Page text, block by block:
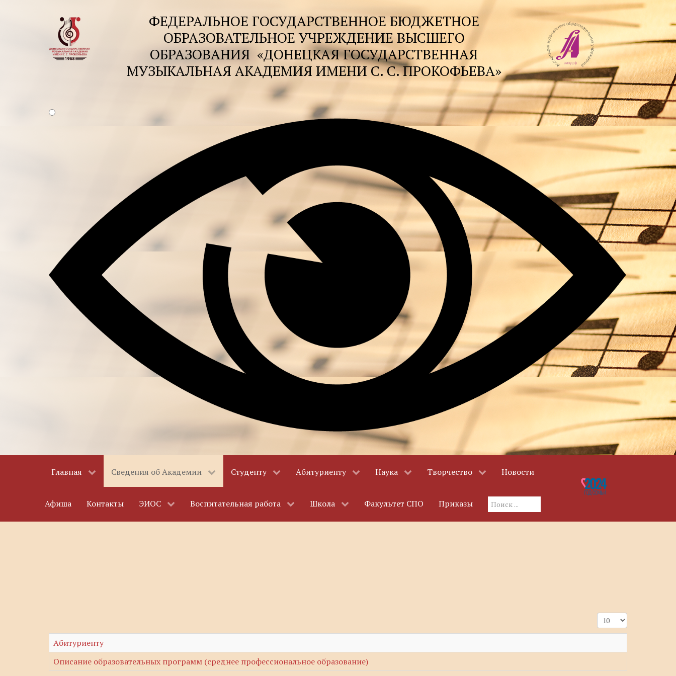
ФЕДЕРАЛЬНОЕ ГОСУДАРСТВЕННОЕ БЮДЖЕТНОЕ
ОБРАЗОВАТЕЛЬНОЕ УЧРЕЖДЕНИЕ ВЫСШЕГО
ОБРАЗОВАНИЯ «ДОНЕЦКАЯ ГОСУДАРСТВЕННАЯ
МУЗЫКАЛЬНАЯ АКАДЕМИЯ ИМЕНИ С. С. ПРОКОФЬЕВА»
Главная Сведения об Академии Студенту Абитуриенту Наука Творчество Новости
Афиша Контакты ЭИОС Воспитательная работа Школа Факультет СПО Приказы Искать...
Кол-во строк:
Абитуриенту
Описание образовательных программ (среднее профессиональное образование)